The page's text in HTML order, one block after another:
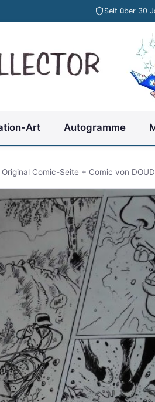
Seit über 30
Art Autogramme
Original Comic-Seite + Comic von